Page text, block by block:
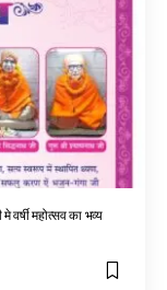
वर्षी महोत्सव का भव्य